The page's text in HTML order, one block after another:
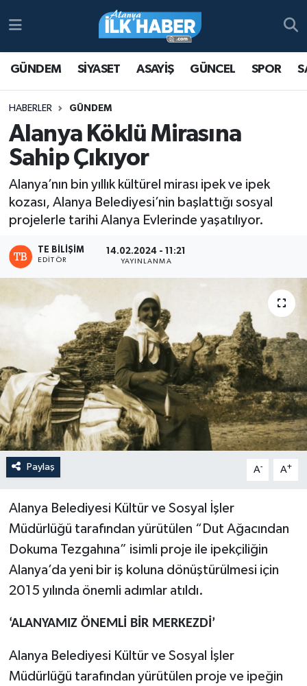
GÜNDEM SİYASET ASAYİŞ GÜNCEL SPOR
HABERLER GÜNDEM
Alanya Köklü Mirasına
Sahip Çıkıyor
Alanya’nın bin yıllık kültürel mirası ipek ve ipek
kozası, Alanya Belediyesi’nin başlattığı sosyal
projelerle tarihi Alanya Evlerinde yaşatılıyor.
TE BILIŞIM
EDITÖR
14.02.2024 - 11:21
YAYINLANMA
Paylaş A- A+
Alanya Belediyesi Kültür ve Sosyal İşler
Müdürlüğü tarafından yürütülen “Dut Ağacından
Dokuma Tezgahına” isimli proje ile ipekçiliğin
Alanya’da yeni bir iş koluna dönüştürülmesi için
2015 yılında önemli adımlar atıldı.
‘ALANYAMIZ ÖNEMLİ BİR MERKEZDİ’
Alanya Belediyesi Kültür ve Sosyal İşler
Müdürlüğü tarafından yürütülen proje ve ipeğin
Antalya Nöbetçi Eczaneler
Antalya Namaz Vakitleri
Antalya Trafik Yoğunluk Haritası
Süper Lig Puan Durumu ve Fikstür
Tüm Manşetler
Son Dakika Haberleri
Haber Arşivi